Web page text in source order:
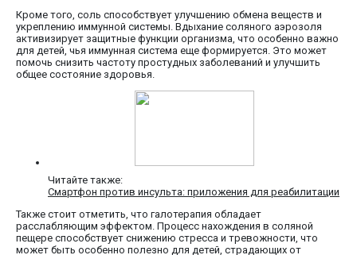
Кроме того, соль способствует улучшению обмена веществ и
укреплению иммунной системы. Вдыхание соляного аэрозоля
активизирует защитные функции организма, что особенно важно
для детей, чья иммунная система еще формируется. Это может
помочь снизить частоту простудных заболеваний и улучшить
общее состояние здоровья.
Читайте также:
Смартфон против инсульта: приложения для реабилитации
Также стоит отметить, что галотерапия обладает
расслабляющим эффектом. Процесс нахождения в соляной
пещере способствует снижению стресса и тревожности, что
может быть особенно полезно для детей, страдающих от